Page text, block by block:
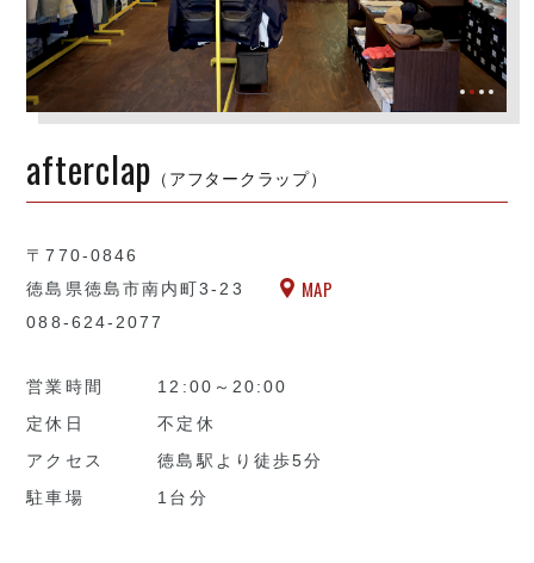
afterclap （アフタークラップ）
〒770-0846
徳島県徳島市南内町3-23
088-624-2077
MAP
営業時間
12:00～20:00
定休日
不定休
アクセス
徳島駅より徒歩5分
駐車場
1台分